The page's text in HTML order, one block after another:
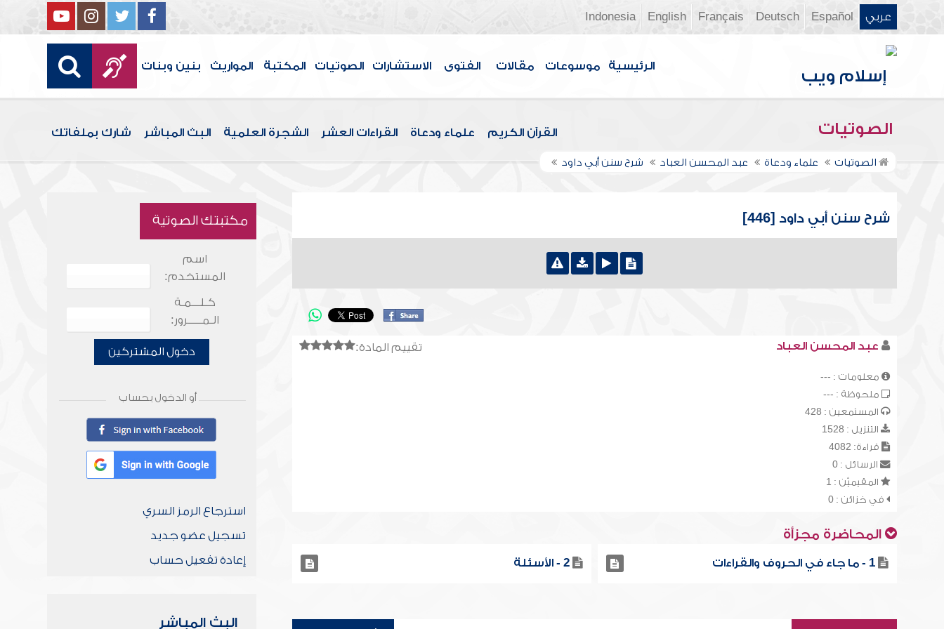
عربي Español
Deutsch
Français
English
Indonesia
الرئيسية موسوعات مقالات الفتوى الاستشارات الصوتيات المكتبة المواريث بنين وبنات
الصوتيات القرآن الكريم علماء ودعاة القراءات العشر الشجرة العلمية البث المباشر شارك بملفاتك
الصوتيات علماء ودعاة عبد المحسن العباد شرح سنن أبي داود
شرح سنن أبي داود [446]
تقييم المادة: عبد المحسن العباد
معلومات : ---
ملحوظة : ---
المستمعين : 428
التنزيل : 1528
قراءة: 4082
الرسائل : 0
المقيميّن : 1
في خزائن : 0
المحاضرة مجزأة
1 - ما جاء في الحروف والقراءات 2 - الأسئلة
مكتبتك الصوتية
اسم
المستخدم:
كـلـــمـة
الـمـــــرور:
دخول المشتركين
أو الدخول بحساب
استرجاع الرمز السري
تسجيل عضو جديد
إعادة تفعيل حساب
البث المباشر